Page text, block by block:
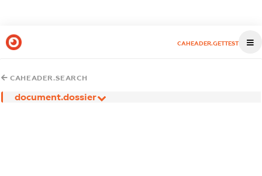
CAHEADER.GETTEST
CAHEADER.SEARCH
document.dossier